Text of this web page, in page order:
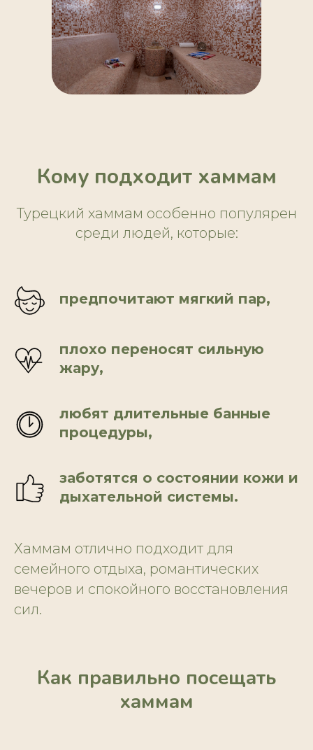
Кому подходит хаммам
Турецкий хаммам особенно популярен
среди людей, которые:
предпочитают мягкий пар,
плохо переносят сильную
жару,
любят длительные банные
процедуры,
заботятся о состоянии кожи и
дыхательной системы.
Хаммам отлично подходит для
семейного отдыха, романтических
вечеров и спокойного восстановления
сил.
Как правильно посещать
хаммам